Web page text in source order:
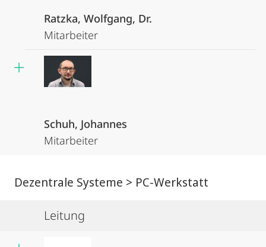
Ratzka, Wolfgang, Dr.
Mitarbeiter
Schuh, Johannes
Mitarbeiter
Dezentrale Systeme > PC-Werkstatt
Leitung